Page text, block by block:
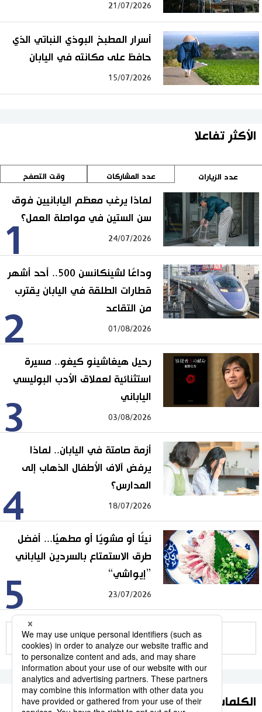
21/07/2026
أسرار المطبخ البوذي النباتي الذي
حافظ على مكانته في اليابان
15/07/2026
الأكثر تفاعلا
عدد الزيارات عدد المشاركات وقت التصفح
1
لماذا يرغب معظم اليابانيين فوق
سن الستين في مواصلة العمل؟
24/07/2026
2
وداعًا لشينكانسن 500.. أحد أشهر
قطارات الطلقة في اليابان يقترب
من التقاعد
01/08/2026
3
رحيل هيغاشينو كيغو.. مسيرة
استثنائية لعملاق الأدب البوليسي
الياباني
03/08/2026
4
أزمة صامتة في اليابان.. لماذا
يرفض آلاف الأطفال الذهاب إلى
المدارس؟
18/07/2026
5
نيئًا أو مشويًا أو مطهيًا... أفضل
طرق الاستمتاع بالسردين الياباني
”إيواشي“
23/07/2026
للمزيد
الكلمات الأكثر بحثا